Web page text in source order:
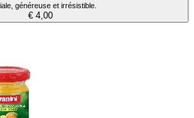
généreuse et irrésistible.
€ 4,00